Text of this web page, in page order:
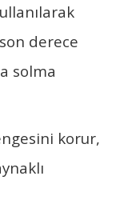
derece
solma
korur,